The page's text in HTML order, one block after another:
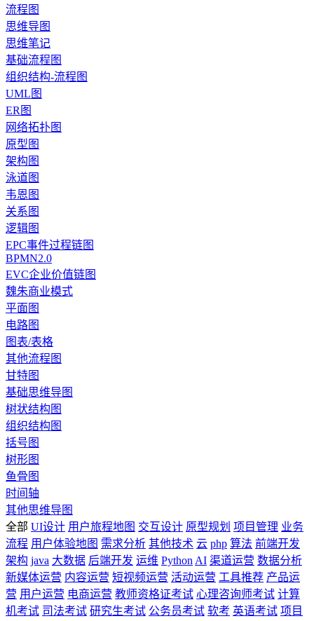
流程图
思维导图
思维笔记
基础流程图
组织结构-流程图
UML图
ER图
网络拓扑图
原型图
架构图
泳道图
韦恩图
关系图
逻辑图
EPC事件过程链图
BPMN2.0
EVC企业价值链图
魏朱商业模式
平面图
电路图
图表/表格
其他流程图
甘特图
基础思维导图
树状结构图
组织结构图
括号图
树形图
鱼骨图
时间轴
其他思维导图
全部 UI设计 用户旅程地图 交互设计 原型规划 项目管理 业务
流程 用户体验地图 需求分析 其他技术 云 php 算法 前端开发
架构 java 大数据 后端开发 运维 Python AI 渠道运营 数据分析
新媒体运营 内容运营 短视频运营 活动运营 工具推荐 产品运
营 用户运营 电商运营 教师资格证考试 心理咨询师考试 计算
机考试 司法考试 研究生考试 公务员考试 软考 英语考试 项目